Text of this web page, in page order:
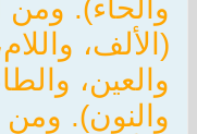
والحاء). ومن
(الألف،
والعين،
والنون).